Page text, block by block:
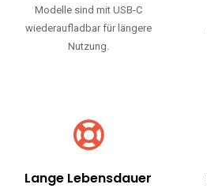
Modelle sind mit USB-C
wiederaufladbar für längere
Nutzung.
Lange Lebensdauer